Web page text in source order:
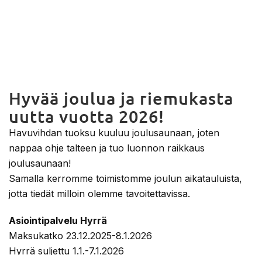
Hyvää joulua ja riemukasta
uutta vuotta 2026!
Havuvihdan tuoksu kuuluu joulusaunaan, joten
nappaa ohje talteen ja tuo luonnon raikkaus
joulusaunaan!
Samalla kerromme toimistomme joulun aikatauluista,
jotta tiedät milloin olemme tavoitettavissa.
Asiointipalvelu Hyrrä
Maksukatko 23.12.2025-8.1.2026
Hyrrä suljettu 1.1.-7.1.2026